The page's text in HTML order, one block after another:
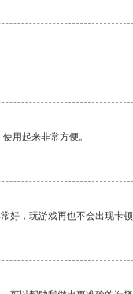
用起来非常方便。
好，玩游戏再也不会出现卡